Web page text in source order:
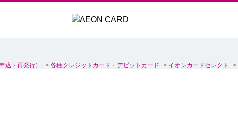
込・再発行） > 各種クレジットカード・デビットカード > イオンカードセレクト >